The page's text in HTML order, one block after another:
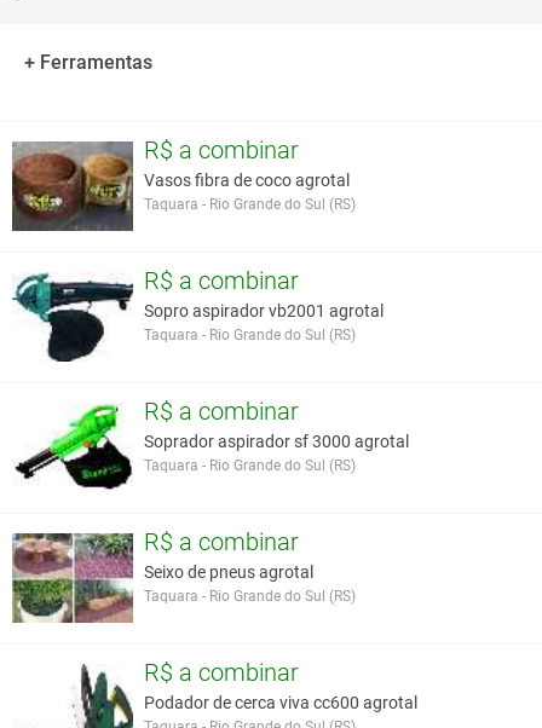
+ Ferramentas
R$ a combinar
Vasos fibra de coco agrotal
Taquara - Rio Grande do Sul (RS)
R$ a combinar
Sopro aspirador vb2001 agrotal
Taquara - Rio Grande do Sul (RS)
R$ a combinar
Soprador aspirador sf 3000 agrotal
Taquara - Rio Grande do Sul (RS)
R$ a combinar
Seixo de pneus agrotal
Taquara - Rio Grande do Sul (RS)
R$ a combinar
Podador de cerca viva cc600 agrotal